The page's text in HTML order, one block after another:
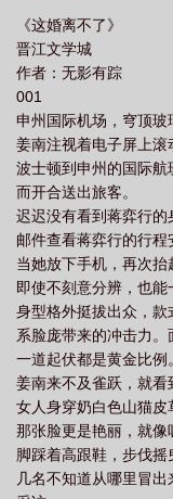
有踪番外 这婚离不了姜南
婚离不了蒋奕行姜南在线阅读
离不了番外
办 现在离婚好离吗 这
婚咋离 这婚离不了无影
么 这婚离不了txt番外
么办 这婚离不了txt
吗 这婚离不了晋江
婚离不了了原耽 离不了
外 这婚离不了无影有踪
婚吗 这婚离不了无影有
诗鸢尾 这婚离不了蒋奕
离不了by无影有踪免费阅读
趣阁 婚姻离不了又过不
惠的蒋太太，终于叛
小道媒体拍到，科技新
黄路灯下，男人黑色衬
掐着女人脸庞，吻地缱
丝散落，乌眉红唇，挂
男人后颈被抓出几道暧
指相扣。有好事者把
街出轨？蒋弈行连夜开
私，将依法维权。隔
化身尖叫鸡：原来是真
了！！阅读提示：1、
刚的温柔甜姐X外冷内
男主身心只有女主，
犬4、爽文，甜文（在
【银行小职员X心机竹
以为自己端到了铁饭碗
到在同一个商圈工作的
人高马大，耳下甚至
就不好惹。他开了一家
他手里有很多大户资源
《这婚离不了》
晋江文学城
作者：无影有踪
001
申州国际机场，穹顶玻
姜南注视着电子屏上滚
波士顿到申州的国际
而开合送出旅客。
迟迟没有看到蒋弈行
邮件查看蒋弈行的行程
当她放下手机，再次抬
即使不刻意分辨，也
身型格外挺拔出众，
系脸庞带来的冲击力
一道起伏都是黄金比例。
姜南来不及雀跃，就看
女人身穿奶白色山猫皮
那张脸更是艳丽，就
脚踩着高跟鞋，步伐摇
几名不知道从哪里冒